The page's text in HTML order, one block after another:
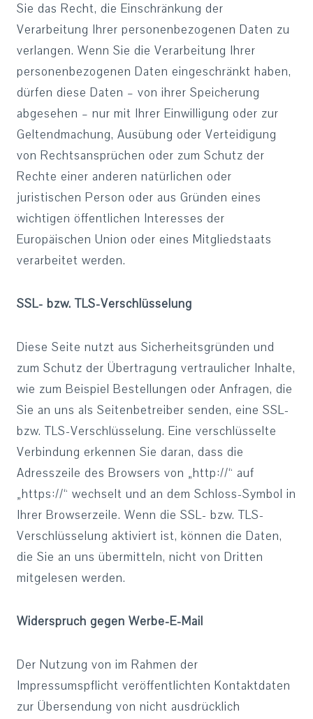
Sie das Recht, die Einschränkung der
Verarbeitung Ihrer personenbezogenen Daten zu
verlangen. Wenn Sie die Verarbeitung Ihrer
personenbezogenen Daten eingeschränkt haben,
dürfen diese Daten – von ihrer Speicherung
abgesehen – nur mit Ihrer Einwilligung oder zur
Geltendmachung, Ausübung oder Verteidigung
von Rechtsansprüchen oder zum Schutz der
Rechte einer anderen natürlichen oder
juristischen Person oder aus Gründen eines
wichtigen öffentlichen Interesses der
Europäischen Union oder eines Mitgliedstaats
verarbeitet werden.
SSL- bzw. TLS-Verschlüsselung
Diese Seite nutzt aus Sicherheitsgründen und
zum Schutz der Übertragung vertraulicher Inhalte,
wie zum Beispiel Bestellungen oder Anfragen, die
Sie an uns als Seitenbetreiber senden, eine SSL-
bzw. TLS-Verschlüsselung. Eine verschlüsselte
Verbindung erkennen Sie daran, dass die
Adresszeile des Browsers von „http://“ auf
„https://“ wechselt und an dem Schloss-Symbol in
Ihrer Browserzeile. Wenn die SSL- bzw. TLS-
Verschlüsselung aktiviert ist, können die Daten,
die Sie an uns übermitteln, nicht von Dritten
mitgelesen werden.
Widerspruch gegen Werbe-E-Mail
Der Nutzung von im Rahmen der
Impressumspflicht veröffentlichten Kontaktdaten
zur Übersendung von nicht ausdrücklich